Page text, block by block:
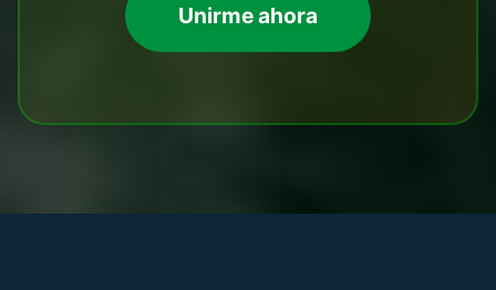
Unirme ahora